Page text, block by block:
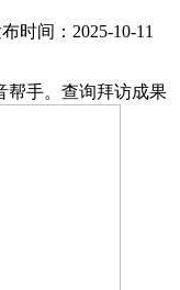
时间：2025-10-11
手。查询拜访成果